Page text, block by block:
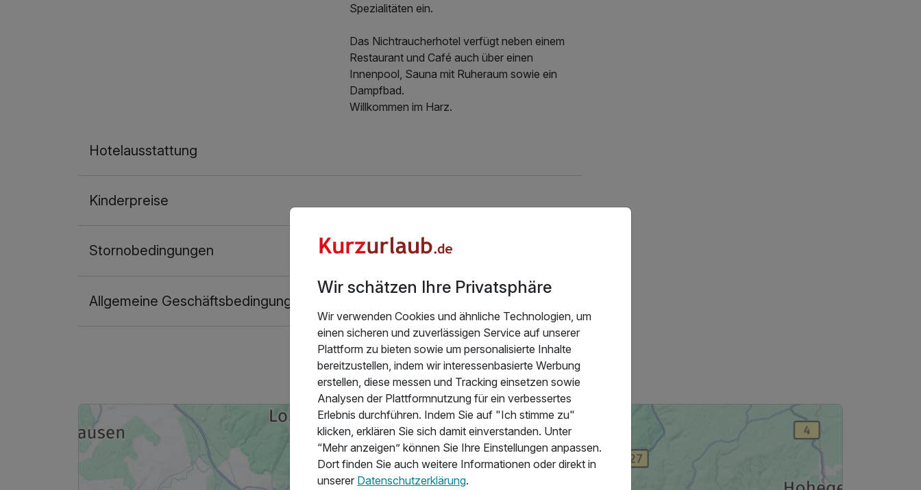
Spezialitäten ein.
Das Nichtraucherhotel verfügt neben einem
Restaurant und Café auch über einen
Innenpool, Sauna mit Ruheraum sowie ein
Dampfbad.
Willkommen im Harz.
Hotelausstattung
Kinderpreise
Stornobedingungen
Allgemeine Geschäftsbedingungen
Hoteladresse
Wir schätzen Ihre Privatsphäre
Wir verwenden Cookies und ähnliche Technologien, um
einen sicheren und zuverlässigen Service auf unserer
Plattform zu bieten sowie um personalisierte Inhalte
bereitzustellen, indem wir interessenbasierte Werbung
erstellen, diese messen und Tracking einsetzen sowie
Analysen der Plattformnutzung für ein verbessertes
Erlebnis durchführen. Indem Sie auf "Ich stimme zu"
klicken, erklären Sie sich damit einverstanden. Unter
“Mehr anzeigen” können Sie Ihre Einstellungen anpassen.
Dort finden Sie auch weitere Informationen oder direkt in
unserer Datenschutzerklärung.